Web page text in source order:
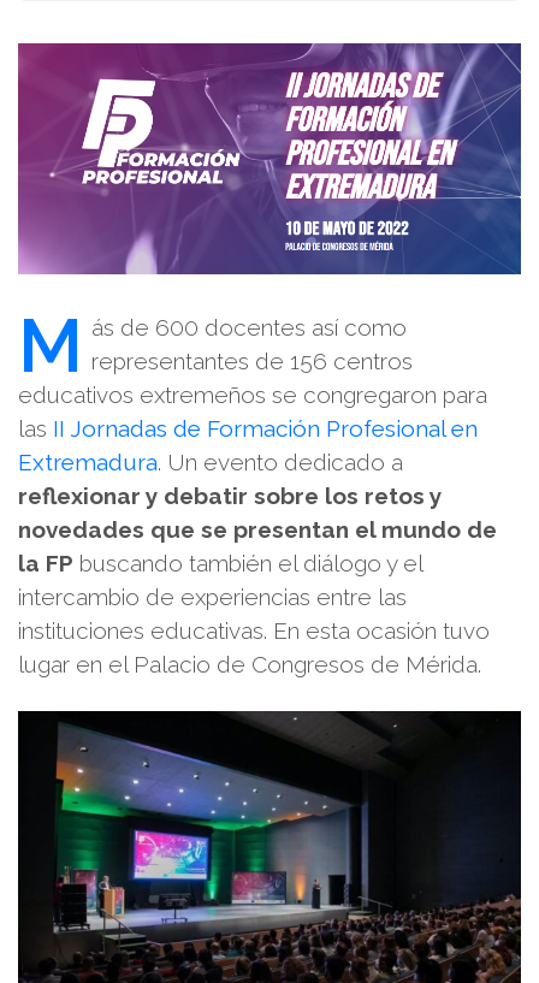
M ás de 600 docentes así como
representantes de 156 centros
educativos extremeños se congregaron para
las II Jornadas de Formación Profesional en
Extremadura. Un evento dedicado a
reflexionar y debatir sobre los retos y
novedades que se presentan el mundo de
la FP buscando también el diálogo y el
intercambio de experiencias entre las
instituciones educativas. En esta ocasión tuvo
lugar en el Palacio de Congresos de Mérida.